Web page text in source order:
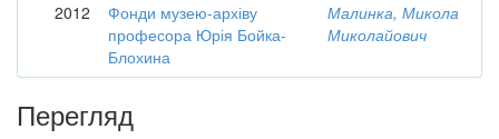
2012
Фонди музею-архіву
професора Юрія Бойка-
Блохина
Малинка, Микола
Миколайович
Перегляд